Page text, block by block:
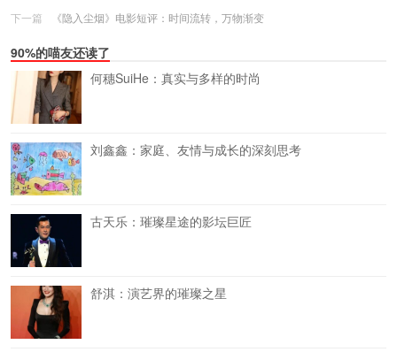
下一篇
《隐入尘烟》电影短评：时间流转，万物渐变
90%的喵友还读了
何穗SuiHe：真实与多样的时尚
刘鑫鑫：家庭、友情与成长的深刻思考
古天乐：璀璨星途的影坛巨匠
舒淇：演艺界的璀璨之星